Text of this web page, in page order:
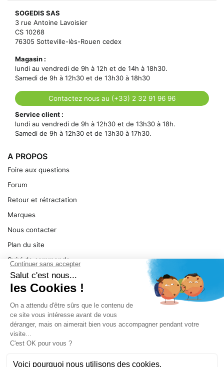
SOGEDIS SAS
3 rue Antoine Lavoisier
CS 10268
76305 Sotteville-lès-Rouen cedex
Magasin :
lundi au vendredi de 9h à 12h et de 14h à 18h30.
Samedi de 9h à 12h30 et de 13h30 à 18h30
Contactez nous au (+33) 2 32 91 96 96
Service client :
lundi au vendredi de 9h à 12h30 et de 13h30 à 18h.
Samedi de 9h à 12h30 et de 13h30 à 17h30.
A PROPOS
Foire aux questions
Forum
Retour et rétractation
Marques
Nous contacter
Plan du site
Suivi de commande
Ma facture
Mentions légales
Conditions générales
SERVICE
Pièces détachées